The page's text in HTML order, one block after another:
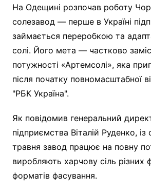
На Одещині розпочав роботу
солезавод — перше в Україні
займається переробкою та
солі. Його мета — частково
потужності «Артемсолі», яка
після початку повномасштабної
"РБК Україна".
Як повідомив генеральний
підприємства Віталій Руденко,
травня завод працює на повну
виробляють харчову сіль різних
форматів фасування.